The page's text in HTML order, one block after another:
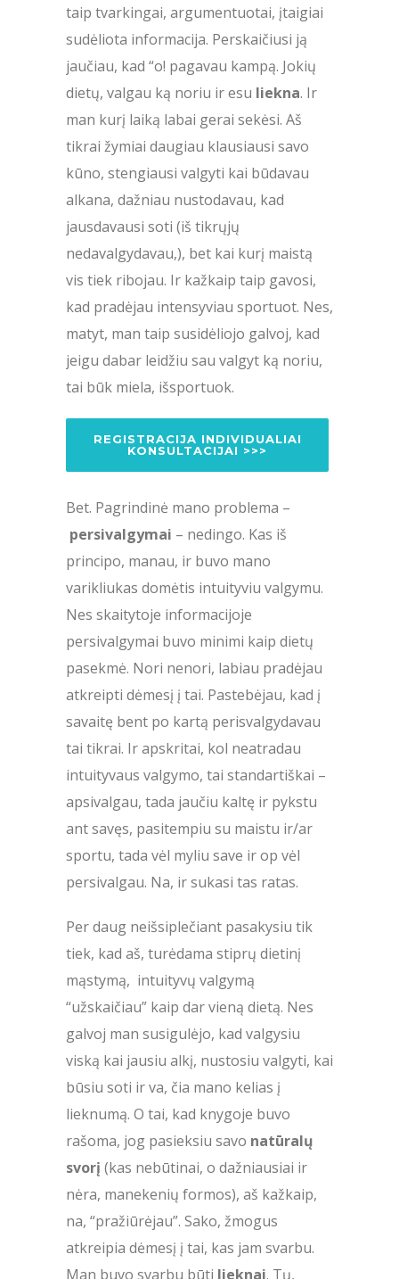
taip tvarkingai, argumentuotai, įtaigiai
sudėliota informacija. Perskaičiusi ją
jaučiau, kad “o! pagavau kampą. Jokių
dietų, valgau ką noriu ir esu liekna. Ir
man kurį laiką labai gerai sekėsi. Aš
tikrai žymiai daugiau klausiausi savo
kūno, stengiausi valgyti kai būdavau
alkana, dažniau nustodavau, kad
jausdavausi soti (iš tikrųjų
nedavalgydavau,), bet kai kurį maistą
vis tiek ribojau. Ir kažkaip taip gavosi,
kad pradėjau intensyviau sportuot. Nes,
matyt, man taip susidėliojo galvoj, kad
jeigu dabar leidžiu sau valgyt ką noriu,
tai būk miela, išsportuok.
REGISTRACIJA INDIVIDUALIAI
KONSULTACIJAI >>>
Bet. Pagrindinė mano problema –
persivalgymai – nedingo. Kas iš
principo, manau, ir buvo mano
varikliukas domėtis intuityviu valgymu.
Nes skaitytoje informacijoje
persivalgymai buvo minimi kaip dietų
pasekmė. Nori nenori, labiau pradėjau
atkreipti dėmesį į tai. Pastebėjau, kad į
savaitę bent po kartą perisvalgydavau
tai tikrai. Ir apskritai, kol neatradau
intuityvaus valgymo, tai standartiškai –
apsivalgau, tada jaučiu kaltę ir pykstu
ant savęs, pasitempiu su maistu ir/ar
sportu, tada vėl myliu save ir op vėl
persivalgau. Na, ir sukasi tas ratas.
Per daug neišsiplečiant pasakysiu tik
tiek, kad aš, turėdama stiprų dietinį
mąstymą, intuityvų valgymą
“užskaičiau” kaip dar vieną dietą. Nes
galvoj man susigulėjo, kad valgysiu
viską kai jausiu alkį, nustosiu valgyti, kai
būsiu soti ir va, čia mano kelias į
lieknumą. O tai, kad knygoje buvo
rašoma, jog pasieksiu savo natūralų
svorį (kas nebūtinai, o dažniausiai ir
nėra, manekenių formos), aš kažkaip,
na, “pražiūrėjau”. Sako, žmogus
atkreipia dėmesį į tai, kas jam svarbu.
Man buvo svarbu būti lieknai. Tų,